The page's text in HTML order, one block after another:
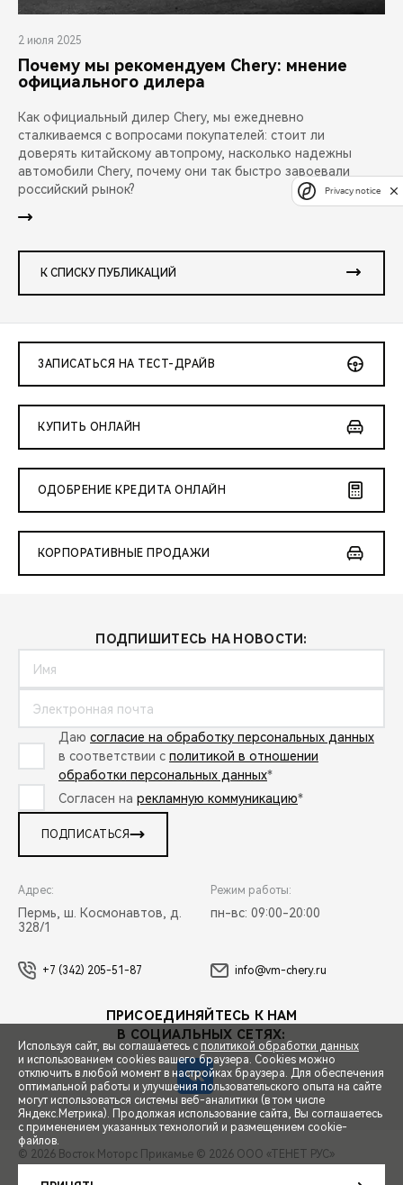
СПЕЦПРЕДЛОЖЕНИЯ
ЗАПИСЬ НА ТЕСТ-ДРАЙВ
2 июля 2025
Почему мы рекомендуем Chery: мнение
официального дилера
Как официальный дилер Chery, мы ежедневно
сталкиваемся с вопросами покупателей: стоит ли
доверять китайскому автопрому, насколько надежны
автомобили Chery, почему они так быстро завоевали
российский рынок?
К СПИСКУ ПУБЛИКАЦИЙ
ЗАПИСАТЬСЯ НА ТЕСТ-ДРАЙВ
КУПИТЬ ОНЛАЙН
ОДОБРЕНИЕ КРЕДИТА ОНЛАЙН
КОРПОРАТИВНЫЕ ПРОДАЖИ
ПОДПИШИТЕСЬ НА НОВОСТИ:
Даю согласие на обработку персональных данных
в соответствии с политикой в отношении
обработки персональных данных*
Согласен на рекламную коммуникацию*
ПОДПИСАТЬСЯ
Адрес:
Пермь, ш. Космонавтов, д.
328/1
Режим работы:
пн-вс: 09:00-20:00
+7 (342) 205-51-87 info@vm-chery.ru
ПРИСОЕДИНЯЙТЕСЬ К НАМ
В СОЦИАЛЬНЫХ СЕТЯХ:
© 2026 Восток Моторс Прикамье © 2026 ООО «ТЕНЕТ РУС»
Используя сайт, вы соглашаетесь с политикой обработки данных
и использованием cookies вашего браузера. Cookies можно
отключить в любой момент в настройках браузера. Для обеспечения
оптимальной работы и улучшения пользовательского опыта на сайте
могут использоваться системы веб-аналитики (в том числе
Яндекс.Метрика). Продолжая использование сайта, Вы соглашаетесь
с применением указанных технологий и размещением cookie-
файлов.
Privacy notice